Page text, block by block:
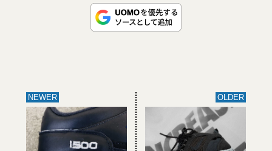
NEWER OLDER